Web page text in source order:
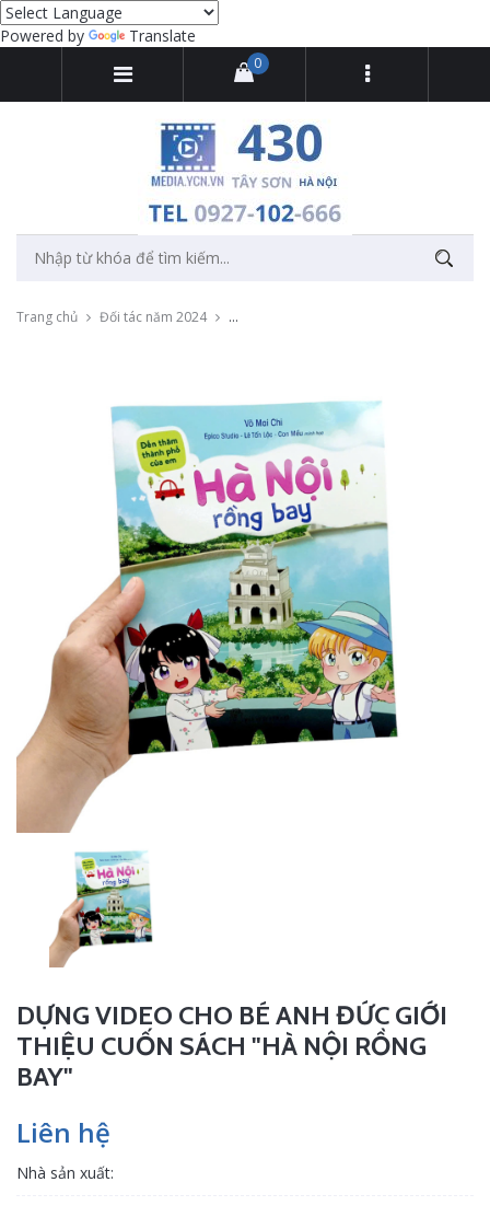
Powered by Translate
0
Trang chủ Đối tác năm 2024 Dựng video cho bé Anh Đức giới thiệu
DỰNG VIDEO CHO BÉ ANH ĐỨC GIỚI
THIỆU CUỐN SÁCH "HÀ NỘI RỒNG
BAY"
Liên hệ
Nhà sản xuất: